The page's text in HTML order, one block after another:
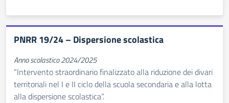
PNRR 19/24 – Dispersione scolastica
Anno scolastico 2024/2025
“Intervento straordinario finalizzato alla riduzione dei divari
territoriali nel I e II ciclo della scuola secondaria e alla lotta
alla dispersione scolastica”.